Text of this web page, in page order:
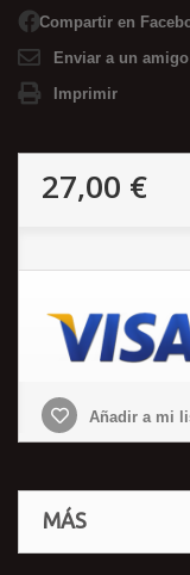
Compartir en
Enviar a un amigo
Imprimir
27,00 €
Añadir a mi
MÁS